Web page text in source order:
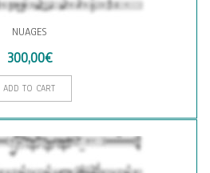
NUAGES
300,00€
ADD TO CART